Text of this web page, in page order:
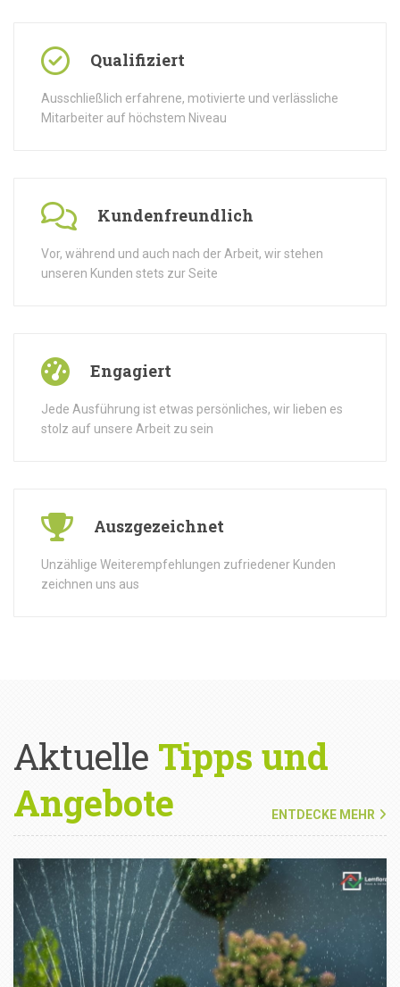
Qualifiziert
Ausschließlich erfahrene, motivierte und verlässliche
Mitarbeiter auf höchstem Niveau
Kundenfreundlich
Vor, während und auch nach der Arbeit, wir stehen
unseren Kunden stets zur Seite
Engagiert
Jede Ausführung ist etwas persönliches, wir lieben es
stolz auf unsere Arbeit zu sein
Auszgezeichnet
Unzählige Weiterempfehlungen zufriedener Kunden
zeichnen uns aus
Aktuelle Tipps und
Angebote
ENTDECKE MEHR